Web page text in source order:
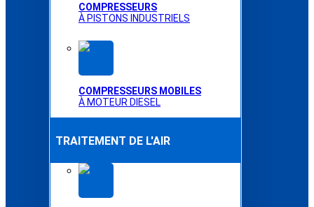
COMPRESSEURS
À PISTONS INDUSTRIELS
COMPRESSEURS MOBILES
À MOTEUR DIESEL
TRAITEMENT DE L'AIR